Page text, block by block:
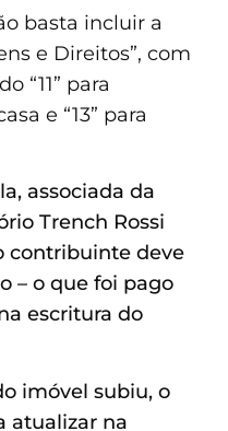
basta incluir a
e Direitos”, com
“11” para
e “13” para
associada da
Trench Rossi
contribuinte deve
– o que foi pago
escritura do
imóvel subiu, o
atualizar na